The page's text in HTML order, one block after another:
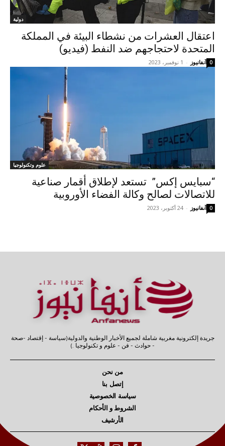
دولية
اعتقال العشرات من نشطاء البيئة في المملكة
المتحدة لاحتجاجهم ضد النفط (فيديو)
آنفانيوز - 1 نوفمبر، 2023 0
علوم وتكنولوجيا
“سبايس إكس” تستعد لإطلاق أقمار صناعية
للاتصالات لصالح وكالة الفضاء الأوروبية
آنفانيوز - 24 أكتوبر، 2023 0
جريدة إلكترونية مغربية شاملة لجميع الأخبار الوطنية والدولية(سياسة - إقتصاد -صحة
- حوادث - فن - علوم و تكنولوجيا .)
من نحن
إتصل بنا
سياسة الخصوصية
الشروط و الأحكام
الأرشيف